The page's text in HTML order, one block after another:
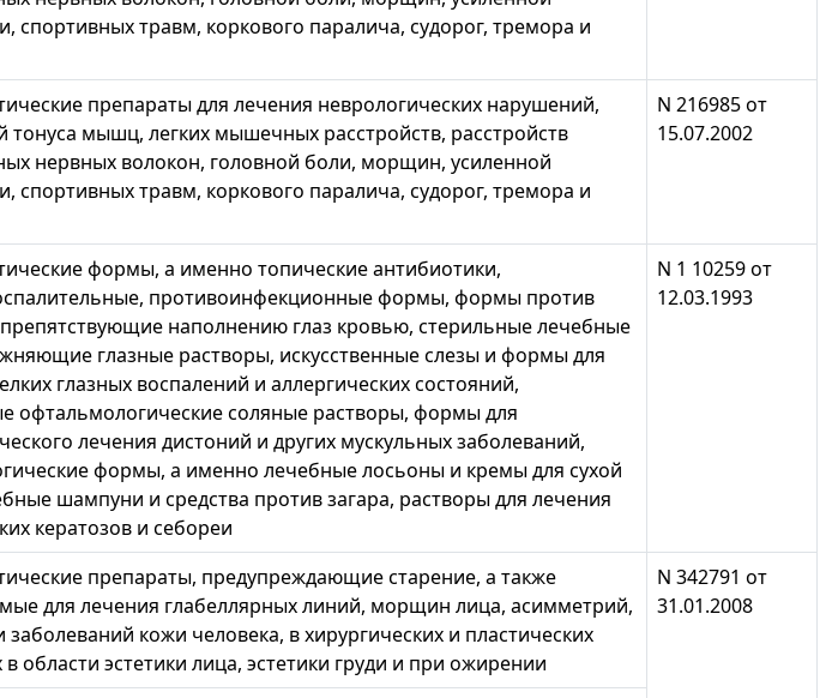
спортивных травм, коркового паралича, судорог, тремора и
препараты для лечения неврологических нарушений,
тонуса мышц, легких мышечных расстройств, расстройств
нервных волокон, головной боли, морщин, усиленной
спортивных травм, коркового паралича, судорог, тремора и
N 216985 от
15.07.2002
формы, а именно топические антибиотики,
противоинфекционные формы, формы против
наполнению глаз кровью, стерильные лечебные
глазные растворы, искусственные слезы и формы для
глазных воспалений и аллергических состояний,
офтальмологические соляные растворы, формы для
лечения дистоний и других мускульных заболеваний,
формы, а именно лечебные лосьоны и кремы для сухой
шампуни и средства против загара, растворы для лечения
кератозов и себореи
N 1 10259 от
12.03.1993
препараты, предупреждающие старение, а также
для лечения глабеллярных линий, морщин лица, асимметрий,
заболеваний кожи человека, в хирургических и пластических
области эстетики лица, эстетики груди и при ожирении
N 342791 от
31.01.2008